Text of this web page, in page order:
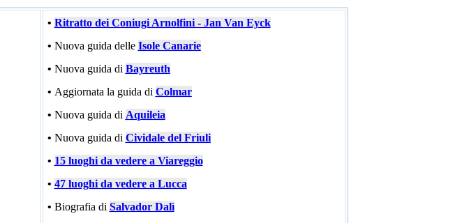
• Ritratto dei Coniugi Arnolfini - Jan Van Eyck
• Nuova guida delle Isole Canarie
• Nuova guida di Bayreuth
• Aggiornata la guida di Colmar
• Nuova guida di Aquileia
• Nuova guida di Cividale del Friuli
• 15 luoghi da vedere a Viareggio
• 47 luoghi da vedere a Lucca
• Biografia di Salvador Dalì